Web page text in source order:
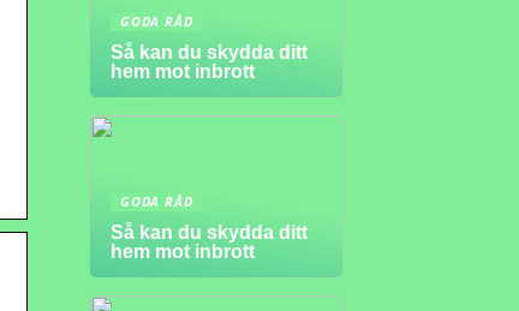
GODA RÅD
Så kan du skydda ditt
hem mot inbrott
GODA RÅD
Så kan du skydda ditt
hem mot inbrott